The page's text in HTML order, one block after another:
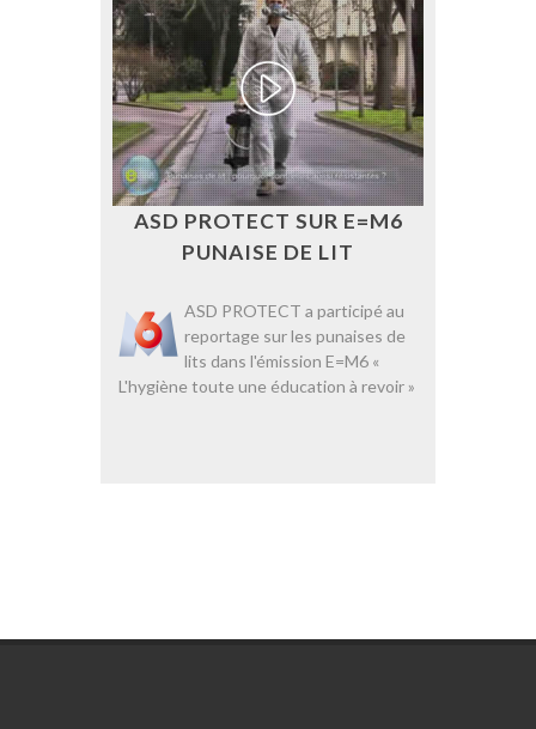
ASD PROTECT SUR E=M6
PUNAISE DE LIT
ASD PROTECT a participé au
reportage sur les punaises de
lits dans l'émission E=M6 «
L'hygiène toute une éducation à revoir »